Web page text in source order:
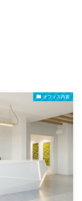
オフィス内装